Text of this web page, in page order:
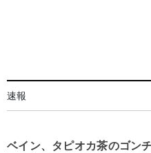
速報
ベイン、タピオカ茶のゴン